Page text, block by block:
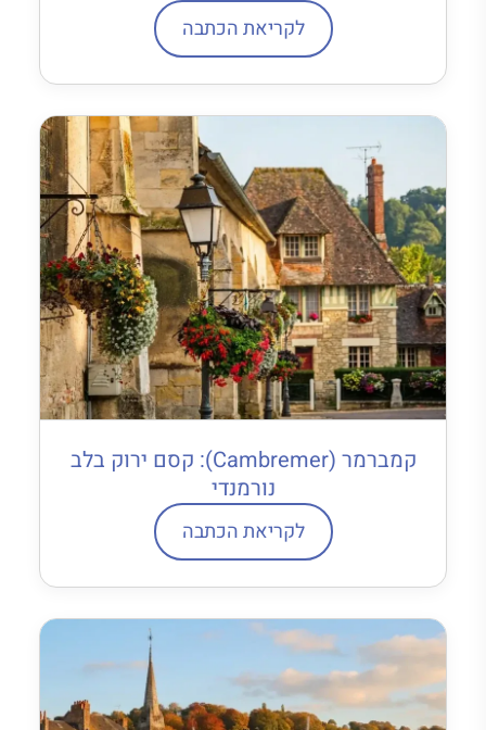
לקריאת הכתבה
קמברמר (Cambremer): קסם ירוק בלב
נורמנדי
לקריאת הכתבה